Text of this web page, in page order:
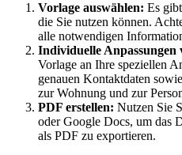
Vorlage auswählen: Es
die Sie nutzen können.
alle notwendigen
Individuelle Anpassungen
Vorlage an Ihre speziellen
genauen Kontaktdaten
zur Wohnung und zur
PDF erstellen: Nutzen Sie
oder Google Docs, um das
als PDF zu exportieren.